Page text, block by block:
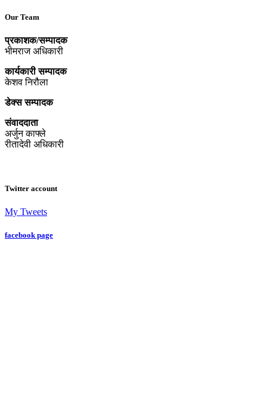
Our Team
प्रकाशक/सम्पादक
भीमराज अधिकारी
कार्यकारी सम्पादक
केशव निरौला
डेक्स सम्पादक
संवाददाता
अर्जुन काफ्ले
रीतादेवी अधिकारी
Twitter account
My Tweets
facebook page